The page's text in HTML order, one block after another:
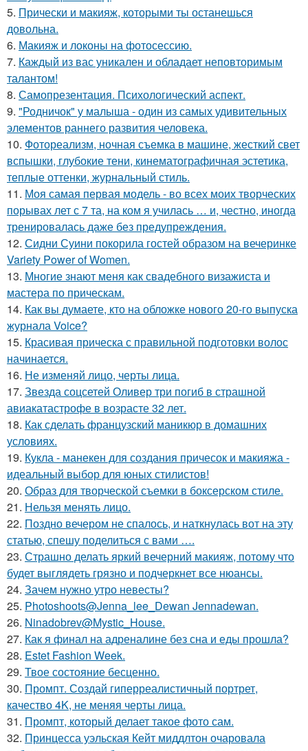
5. Прически и макияж, которыми ты останешься
довольна.
6. Макияж и локоны на фотосессию.
7. Каждый из вас уникален и обладает неповторимым
талантом!
8. Самопрезентация. Психологический аспект.
9. "Родничок" у малыша - один из самых удивительных
элементов раннего развития человека.
10. Фотореализм, ночная съемка в машине, жесткий свет
вспышки, глубокие тени, кинематографичная эстетика,
теплые оттенки, журнальный стиль.
11. Моя самая первая модель - во всех моих творческих
порывах лет с 7 та, на ком я училась … и, честно, иногда
тренировалась даже без предупреждения.
12. Сидни Суини покорила гостей образом на вечеринке
Variety Power of Women.
13. Многие знают меня как свадебного визажиста и
мастера по прическам.
14. Как вы думаете, кто на обложке нового 20-го выпуска
журнала Voice?
15. Красивая прическа с правильной подготовки волос
начинается.
16. Не изменяй лицо, черты лица.
17. Звезда соцсетей Оливер три погиб в страшной
авиакатастрофе в возрасте 32 лет.
18. Как сделать французский маникюр в домашних
условиях.
19. Кукла - манекен для создания причесок и макияжа -
идеальный выбор для юных стилистов!
20. Образ для творческой съемки в боксерском стиле.
21. Нельзя менять лицо.
22. Поздно вечером не спалось, и наткнулась вот на эту
статью, спешу поделиться с вами ….
23. Страшно делать яркий вечерний макияж, потому что
будет выглядеть грязно и подчеркнет все нюансы.
24. Зачем нужно утро невесты?
25. Photoshoots@Jenna_lee_Dewan Jennadewan.
26. Ninadobrev@Mystic_House.
27. Как я финал на адреналине без сна и еды прошла?
28. Estet Fashion Week.
29. Твое состояние бесценно.
30. Промпт. Создай гиперреалистичный портрет,
качество 4K, не меняя черты лица.
31. Промпт, который делает такое фото сам.
32. Принцесса уэльская Кейт миддлтон очаровала